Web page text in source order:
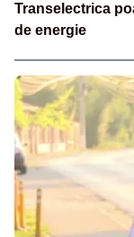
Transelectrica
de energie